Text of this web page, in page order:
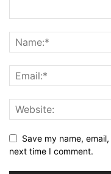
Save my name,
next time I comment.